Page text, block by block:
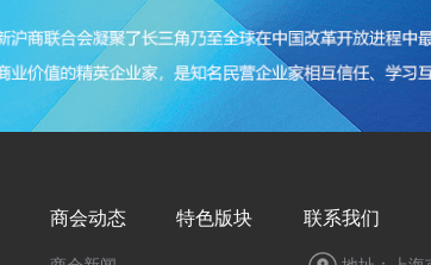
商会动态 特色版块 联系我们